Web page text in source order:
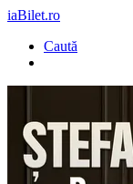
iaBilet.ro
Caută